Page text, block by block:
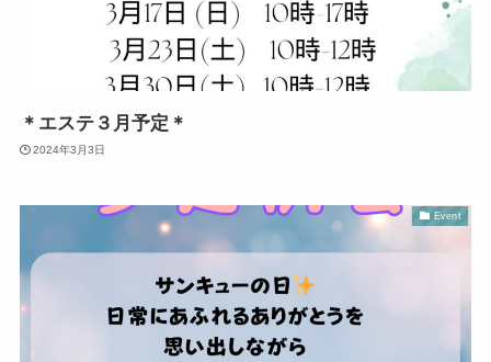
＊エステ３月予定＊
2024年3月3日
Event